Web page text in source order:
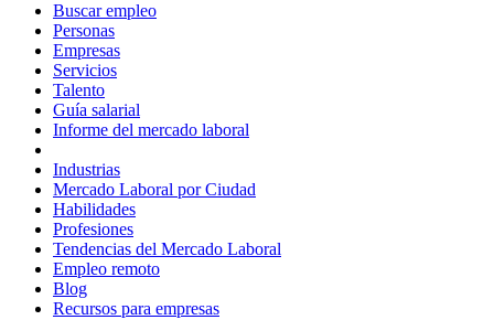
Buscar empleo
Personas
Empresas
Servicios
Talento
Guía salarial
Informe del mercado laboral
Industrias
Mercado Laboral por Ciudad
Habilidades
Profesiones
Tendencias del Mercado Laboral
Empleo remoto
Blog
Recursos para empresas